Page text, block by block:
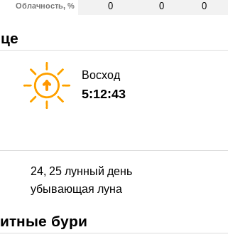
Облачность, % 0 0 0
Восход
5:12:43
24, 25 лунный день
убывающая луна
бури